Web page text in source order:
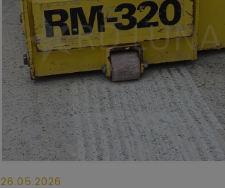
26.05.2026